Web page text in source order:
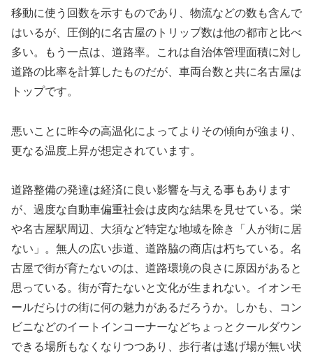
移動に使う回数を示すものであり、物流などの数も含んで
はいるが、圧倒的に名古屋のトリップ数は他の都市と比べ
多い。もう一点は、道路率。これは自治体管理面積に対し
道路の比率を計算したものだが、車両台数と共に名古屋は
トップです。
悪いことに昨今の高温化によってよりその傾向が強まり、
更なる温度上昇が想定されています。
道路整備の発達は経済に良い影響を与える事もあります
が、過度な自動車偏重社会は皮肉な結果を見せている。栄
や名古屋駅周辺、大須など特定な地域を除き「人が街に居
ない」。無人の広い歩道、道路脇の商店は朽ちている。名
古屋で街が育たないのは、道路環境の良さに原因があると
思っている。街が育たないと文化が生まれない。イオンモ
ールだらけの街に何の魅力があるだろうか。しかも、コン
ビニなどのイートインコーナーなどちょっとクールダウン
できる場所もなくなりつつあり、歩行者は逃げ場が無い状